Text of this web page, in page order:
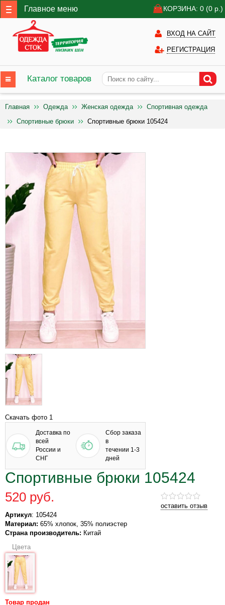
Главное меню КОРЗИНА: 0 (0 р.)
ВХОД НА САЙТ
РЕГИСТРАЦИЯ
Каталог товаров
Главная Одежда Женская одежда
Спортивная одежда
Спортивные брюки
Спортивные брюки 105424
Скачать фото 1
Доставка по
всей
России и
СНГ
Сбор заказа
в
течении 1-3
дней
Спортивные брюки 105424
оставить отзыв
520 руб.
Артикул: 105424
Материал: 65% хлопок, 35% полиэстер
Страна производитель: Китай
Цвета
Товар продан